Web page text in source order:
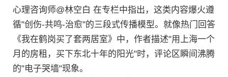
心理咨询师@林空白 在专栏中指出，这类内容爆火遵
循"创伤-共鸣-治愈"的三段式传播模型。就像热门回答
《我在鹤岗买了套两居室》中，作者描述"用上海一个
月的房租，买下东北十年的阳光"时，评论区瞬间沸腾
的"电子哭墙"现象。